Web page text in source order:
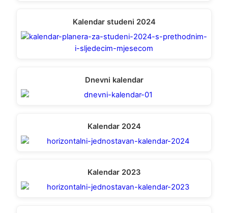
Kalendar studeni 2024
Dnevni kalendar
Kalendar 2024
Kalendar 2023